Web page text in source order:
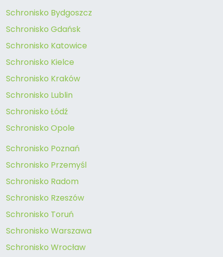
Schronisko Bydgoszcz
Schronisko Gdańsk
Schronisko Katowice
Schronisko Kielce
Schronisko Kraków
Schronisko Lublin
Schronisko Łódź
Schronisko Opole
Schronisko Poznań
Schronisko Przemyśl
Schronisko Radom
Schronisko Rzeszów
Schronisko Toruń
Schronisko Warszawa
Schronisko Wrocław